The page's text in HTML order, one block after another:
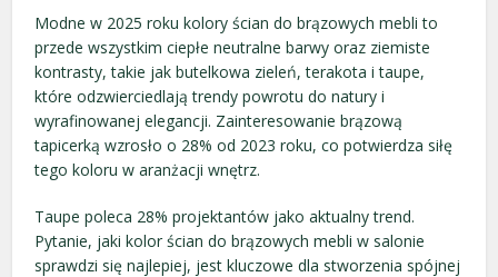
Modne w 2025 roku kolory ścian do brązowych mebli to
przede wszystkim ciepłe neutralne barwy oraz ziemiste
kontrasty, takie jak butelkowa zieleń, terakota i taupe,
które odzwierciedlają trendy powrotu do natury i
wyrafinowanej elegancji. Zainteresowanie brązową
tapicerką wzrosło o 28% od 2023 roku, co potwierdza siłę
tego koloru w aranżacji wnętrz.
Taupe poleca 28% projektantów jako aktualny trend.
Pytanie, jaki kolor ścian do brązowych mebli w salonie
sprawdzi się najlepiej, jest kluczowe dla stworzenia spójnej